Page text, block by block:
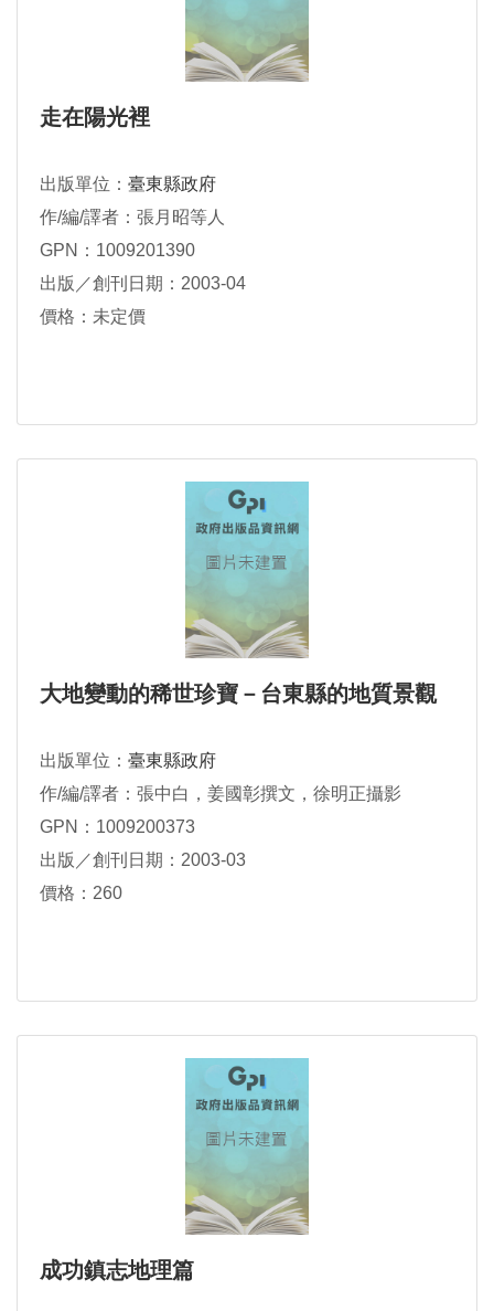
走在陽光裡
出版單位： 臺東縣政府
作/編/譯者：張月昭等人
GPN：1009201390
出版／創刊日期：2003-04
價格：未定價
大地變動的稀世珍寶－台東縣的地質景觀
出版單位： 臺東縣政府
作/編/譯者：張中白，姜國彰撰文，徐明正攝影
GPN：1009200373
出版／創刊日期：2003-03
價格：260
成功鎮志地理篇